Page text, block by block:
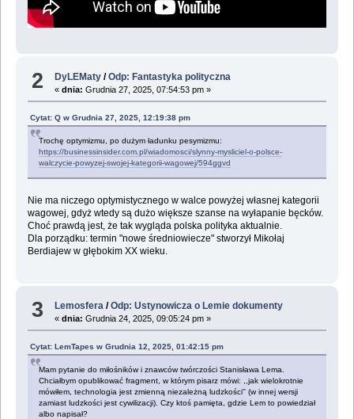
2 DyLEMaty /Odp: Fantastyka polityczna
«dnia: Grudnia 27, 2025, 07:54:53 pm »
Cytat: Q w Grudnia 27, 2025, 12:19:38 pm
Trochę optymizmu, po dużym ładunku pesymizmu:
https://businessinsider.com.pl/wiadomosci/slynny-mysliciel-o-polsce-
walczycie-powyzej-swojej-kategorii-wagowej/594ggvd
Nie ma niczego optymistycznego w walce powyżej własnej kategorii
wagowej, gdyż wtedy są dużo większe szanse na wyłapanie bęcków.
Choć prawdą jest, że tak wygląda polska polityka aktualnie.
Dla porządku: termin "nowe średniowiecze" stworzył Mikołaj
Berdiajew w głębokim XX wieku.
3 Lemosfera /Odp: Ustynowicza o Lemie dokumenty
«dnia: Grudnia 24, 2025, 09:05:24 pm »
Cytat: LemTapes w Grudnia 12, 2025, 01:42:15 pm
Mam pytanie do miłośników i znawców twórczości Stanisława Lema.
Chciałbym opublikować fragment, w którym pisarz mówi: ,,jak wielokrotnie
mówiłem, technologia jest zmienną niezależną ludzkości'' (w innej wersji
zamiast ludzkości jest cywilizacji). Czy ktoś pamięta, gdzie Lem to powiedział
albo napisał?